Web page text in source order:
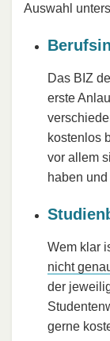
Auswahl
Das BIZ
erste
kostenlos
vor allem
haben
Wem klar
nicht
der
gerne